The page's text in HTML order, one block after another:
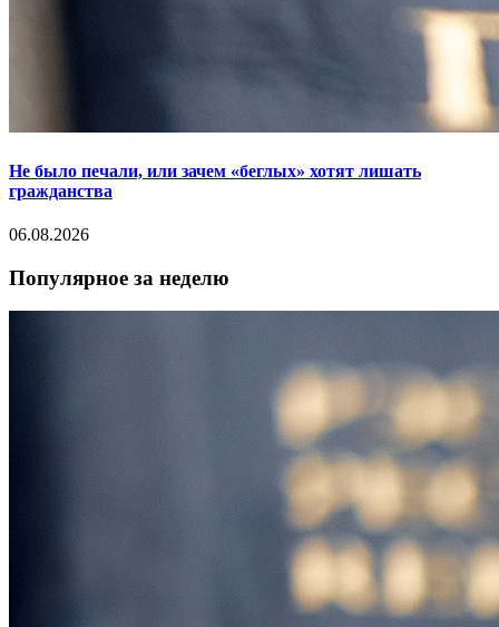
Не было печали, или зачем «беглых» хотят лишать
гражданства
06.08.2026
Популярное за неделю